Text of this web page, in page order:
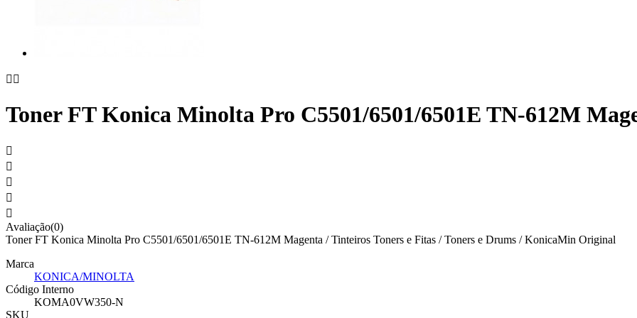
 
Toner FT Konica Minolta Pro C5501/6501/6501E TN-612M





Avaliação(0)
Toner FT Konica Minolta Pro C5501/6501/6501E TN-612M Magenta / Tinteiros Toners e Fitas / Toners e Drums / KonicaMin Original
Marca
KONICA/MINOLTA
Código Interno
KOMA0VW350-N
SKU